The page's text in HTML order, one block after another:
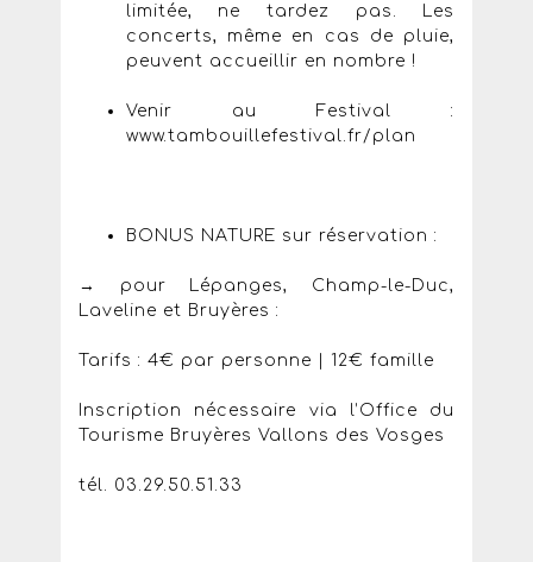
limitée, ne tardez pas. Les
concerts, même en cas de pluie,
peuvent accueillir en nombre !
Venir au Festival :
www.tambouillefestival.fr/plan
BONUS NATURE sur réservation :
→ pour Lépanges, Champ-le-Duc,
Laveline et Bruyères :
Tarifs : 4€ par personne | 12€ famille
Inscription nécessaire via l’Office du
Tourisme Bruyères Vallons des Vosges
tél. 03.29.50.51.33